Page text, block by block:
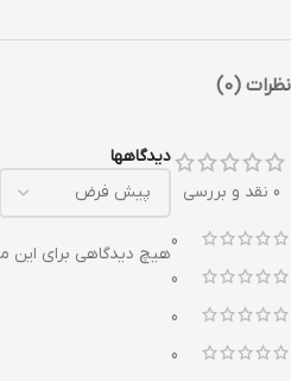
نظرات (0)
0 نقد و بررسی
0
0
0
0
دیدگاهها
هیچ دیدگاهی برای